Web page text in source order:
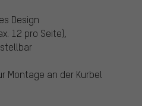
Design
12 pro Seite),
Montage an der Kurbel